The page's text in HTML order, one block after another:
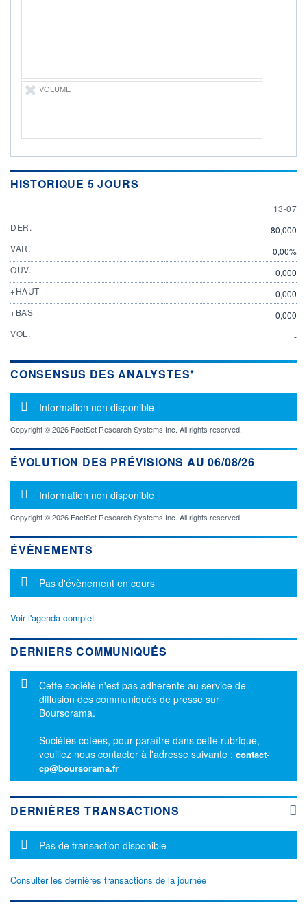
VOLUME
HISTORIQUE 5 JOURS
13 JULY
13-07
DER.
80,000
VAR.
0,00%
OUV.
0,000
+HAUT
0,000
+BAS
0,000
VOL.
-
CONSENSUS DES ANALYSTES*
Message d'information
Information non disponible
Copyright © 2026 FactSet Research Systems Inc. All rights reserved.
ÉVOLUTION DES PRÉVISIONS AU 06/08/26
Message d'information
Information non disponible
Copyright © 2026 FactSet Research Systems Inc. All rights reserved.
ÉVÈNEMENTS
Message d'information
Pas d'évènement en cours
Voir l'agenda complet
DERNIERS COMMUNIQUÉS
Message d'information
Cette société n'est pas adhérente au service de
diffusion des communiqués de presse sur
Boursorama.
Sociétés cotées, pour paraître dans cette rubrique,
veuillez nous contacter à l'adresse suivante : contact-
cp@boursorama.fr
DERNIÈRES TRANSACTIONS
Message d'information
Pas de transaction disponible
Consulter les dernières transactions de la journée